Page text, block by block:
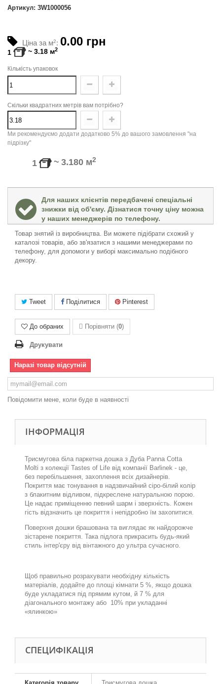
Артикул: 3W1000056
Ціна за м2: 0.00 грн
1 ~ 3.18 м2
Кількість упаковок
Скільки квадратних метрів вам потрібно?
Ми рекомендуємо додати додатково 5% до вашого замовлення "на
підрізку"
1 ~ 3.180 м2
Для наших клієнтів передбачені спеціальні
знижки від об'єму. Дізнатися точну ціну можна
у наших менеджерів по телефону.
Товар знятий із виробництва. Ви можете підібрати схожий у
каталозі товарів, або зв'язатися з нашими менеджерами по
телефону, для допомоги у виборі максимально подібного
декору.
Tweet Поділитися Pinterest
До обраних Порівняти (0)
Друкувати
Наразі товар відсутній
Повідомити мене, коли буде в наявності
ІНФОРМАЦІЯ
Трисмугова біла паркетна дошка з Дуба Panna Cotta
Molti з колекції Tastes of Life від компанії Barlinek - це,
без перебільшення, захоплення всіх дизайнерів.
Покриття має тонування в надзвичайний сіро-білий колір
з блакитним відливом, підкреслене натуральною порою.
Це надає приміщенню певний шарм і зверхність. Кожен
гість відзначить це покриття і непідробно їм захопитися.
Поверхня дошки брашована та виглядає як найдорожче
зістарене покриття. Така підлога прикрасить будь-який
стиль інтер'єру від вінтажного до ультра сучасного.
Щоб правильно розрахувати необхідну кількість
матеріалів, додайте до площі кімнати 5 %, якщо дошка
буде укладатися під прямим кутом, й 7 % для
діагонального монтажу або 10% при укладанні
«ялинкою»
СПЕЦИФІКАЦІЯ